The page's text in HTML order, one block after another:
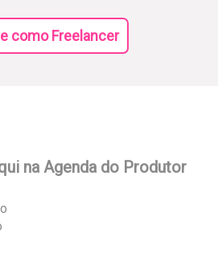
como Freelancer
na Agenda do Produtor